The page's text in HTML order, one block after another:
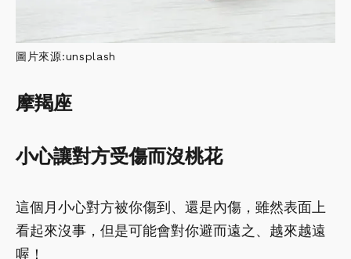
圖片來源:unsplash
摩羯座
小心讓對方受傷而沒桃花
這個月小心對方被你傷到、還是內傷，雖然表面上
看起來沒事，但是可能會對你避而遠之、越來越遠
喔！